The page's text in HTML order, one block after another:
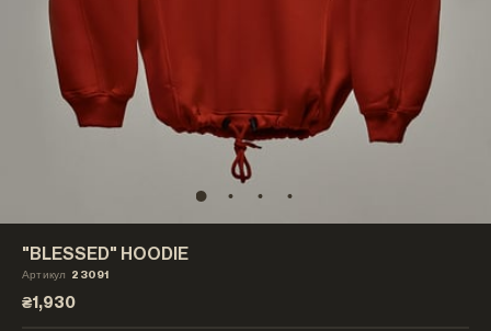
"BLESSED" HOODIE
Артикул 23091
₴1,930